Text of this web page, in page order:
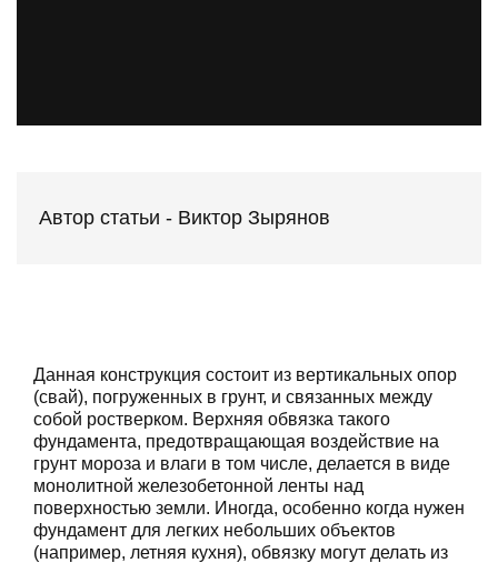
Автор статьи - Виктор Зырянов
Данная конструкция состоит из вертикальных опор
(свай), погруженных в грунт, и связанных между
собой ростверком. Верхняя обвязка такого
фундамента, предотвращающая воздействие на
грунт мороза и влаги в том числе, делается в виде
монолитной железобетонной ленты над
поверхностью земли. Иногда, особенно когда нужен
фундамент для легких небольших объектов
(например, летняя кухня), обвязку могут делать из